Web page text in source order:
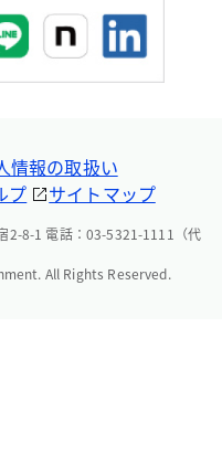
情報の取扱い
プ サイトマップ
2-8-1 電話：03-5321-1111（代
All Rights Reserved.